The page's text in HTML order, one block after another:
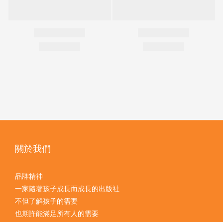
關於我們
品牌精神
一家隨著孩子成長而成長的出版社
不但了解孩子的需要
也期許能滿足所有人的需要